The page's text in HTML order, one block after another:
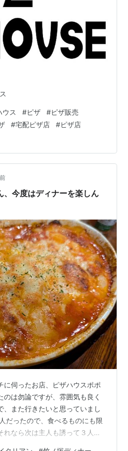
ウス #ピザ #ピザ販売
#宅配ピザ店 #ピザ店
、今度はディナーを楽しん
に伺ったお店、ピザハウスポポ
のは勿論ですが、雰囲気も良く
、また行きたいと思っていまし
だったので、食べるものにも限
れなら次は主人も誘って３人で